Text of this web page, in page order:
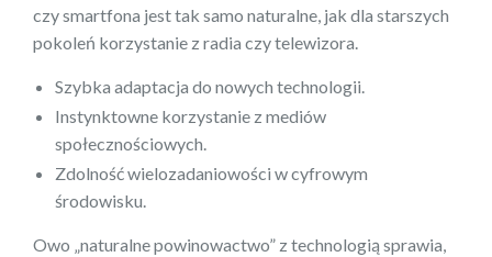
czy smartfona jest tak samo naturalne, jak dla starszych
pokoleń korzystanie z radia czy telewizora.
Szybka adaptacja do nowych technologii.
Instynktowne korzystanie z mediów
społecznościowych.
Zdolność wielozadaniowości w cyfrowym
środowisku.
Owo „naturalne powinowactwo” z technologią sprawia,